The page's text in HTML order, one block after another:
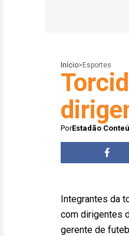
Início> Esportes
PorEstadão
Integrantes da
com dirigentes
gerente de